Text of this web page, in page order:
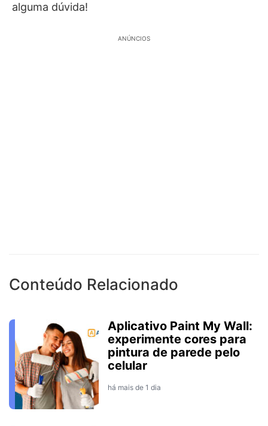
alguma dúvida!
ANÚNCIOS
Conteúdo Relacionado
Aplicativo Paint My Wall:
experimente cores para
pintura de parede pelo
celular
há mais de 1 dia